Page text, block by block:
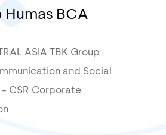
BCA
ASIA TBK Group
and Social
CSR Corporate